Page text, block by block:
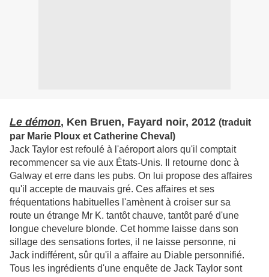
Le démon, Ken Bruen, Fayard noir, 2012 (traduit
par Marie Ploux et Catherine Cheval)
Jack Taylor est refoulé à l'aéroport alors qu'il comptait
recommencer sa vie aux États-Unis. Il retourne donc à
Galway et erre dans les pubs. On lui propose des affaires
qu'il accepte de mauvais gré. Ces affaires et ses
fréquentations habituelles l'amènent à croiser sur sa
route un étrange Mr K. tantôt chauve, tantôt paré d'une
longue chevelure blonde. Cet homme laisse dans son
sillage des sensations fortes, il ne laisse personne, ni
Jack indifférent, sûr qu'il a affaire au Diable personnifié.
Tous les ingrédients d'une enquête de Jack Taylor sont